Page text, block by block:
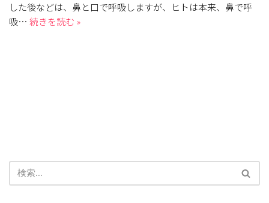
した後などは、鼻と口で呼吸しますが、ヒトは本来、鼻で呼
吸… 続きを読む »